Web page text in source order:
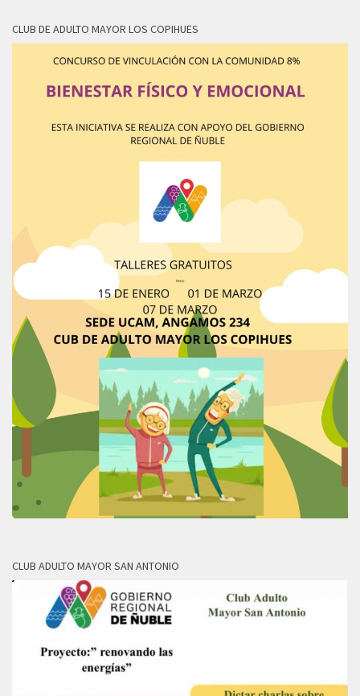
CLUB DE ADULTO MAYOR LOS COPIHUES
CLUB ADULTO MAYOR SAN ANTONIO